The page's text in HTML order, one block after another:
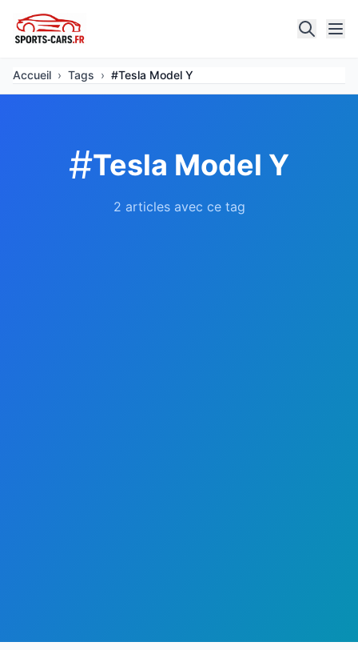
Accueil › Tags › #Tesla Model Y
#Tesla Model Y
2 articles avec ce tag